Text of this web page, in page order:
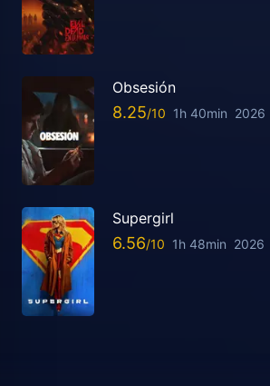
Obsesión
8.25 1h 40min 2026
Supergirl
6.56 1h 48min 2026